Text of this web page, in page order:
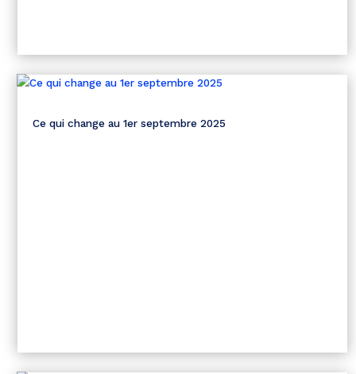
Ce qui change au 1er septembre 2025